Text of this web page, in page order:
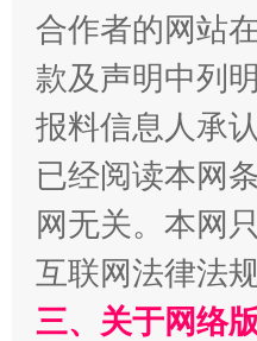
揭批美国五大"原
合作者的网站
款及声明中列
报料信息人承
已经阅读本网
网无关。本网
互联网法律法
三、关于网络